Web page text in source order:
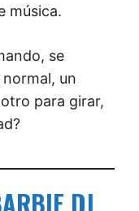
música.
se
un
para girar,
DJ